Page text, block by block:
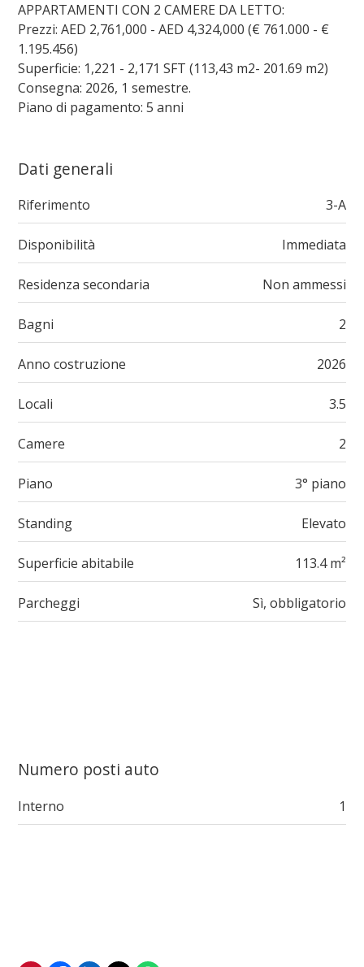
APPARTAMENTI CON 2 CAMERE DA LETTO:
Prezzi: AED 2,761,000 - AED 4,324,000 (€ 761.000 - €
1.195.456)
Superficie: 1,221 - 2,171 SFT (113,43 m2- 201.69 m2)
Consegna: 2026, 1 semestre.
Piano di pagamento: 5 anni
Dati generali
Riferimento 3-A
Disponibilità Immediata
Residenza secondaria Non ammessi
Bagni 2
Anno costruzione 2026
Locali 3.5
Camere 2
Piano 3° piano
Standing Elevato
Superficie abitabile 113.4 m²
Parcheggi Sì, obbligatorio
Numero posti auto
Interno 1